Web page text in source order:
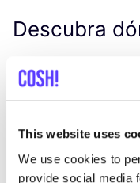
This website uses
We use cookies to
provide social media
Descubra
OSKA